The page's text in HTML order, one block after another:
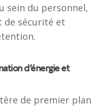
sein du personnel,
de sécurité et
d’énergie et
de premier plan